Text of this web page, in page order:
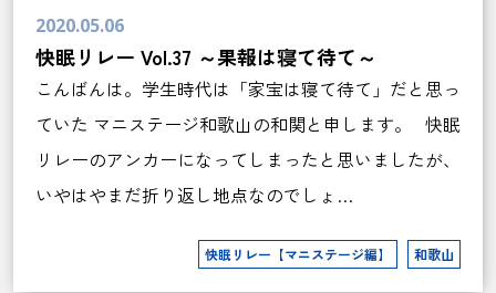
2020.05.06
快眠リレー Vol.37 ～果報は寝て待て～
こんばんは。学生時代は「家宝は寝て待て」だと思っ
ていた マニステージ和歌山の和関と申します。 快眠
リレーのアンカーになってしまったと思いましたが、
いやはやまだ折り返し地点なのでしょ…
快眠リレー【マニステージ編】 和歌山